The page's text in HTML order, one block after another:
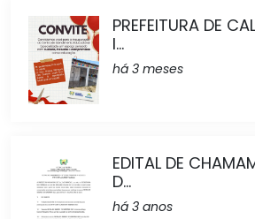
PREFEITURA DE
I...
há 3 meses
EDITAL DE
D...
há 3 anos